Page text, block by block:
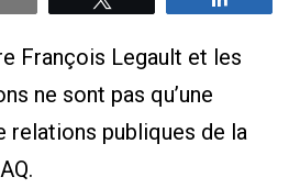
François Legault et les
ne sont pas qu’une
relations publiques de la